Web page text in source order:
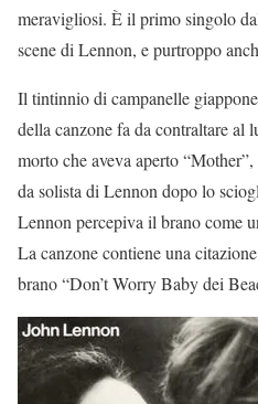
meravigliosi. È il primo singolo
scene di Lennon, e purtroppo
Il tintinnio di campanelle
della canzone fa da contraltare al
morto che aveva aperto
da solista di Lennon dopo lo
Lennon percepiva il brano come
La canzone contiene una
brano “Don’t Worry Baby dei